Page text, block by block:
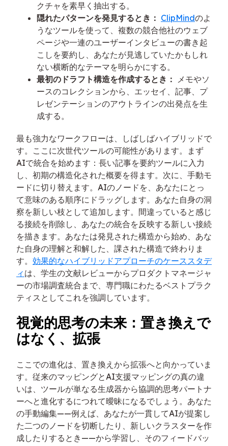
クチャを素早く抽出する。
隠れたパターンを発見するとき： ClipMindのよ
うなツールを使って、複数の競合他社のウェブ
ページや一連のユーザーインタビューの書き起
こしを要約し、あなたが見逃していたかもしれ
ない横断的なテーマを明らかにする。
最初のドラフト構造を作成するとき： メモやソ
ースのコレクションから、エッセイ、記事、プ
レゼンテーションのアウトラインの出発点を生
成する。
最も強力なワークフローは、しばしばハイブリッドで
す。ここに次世代ツールの可能性があります。まず
AIで統合を始めます：長い記事を要約ツールに入力
し、初期の構造化された概要を得ます。次に、手動モ
ードに切り替えます。AIのノードを、あなたにとっ
て意味のある順序にドラッグします。あなた自身の洞
察を新しい枝として追加します。間違っていると感じ
る接続を削除し、あなたの統合を反映する新しい接続
を描きます。あなたは発見された構造から始め、あな
た自身の理解と和解した、課された構造で終わりま
す。 効果的なハイブリッドアプローチのケーススタデ
ィ は、学生の文献レビューからプロダクトマネージャ
ーの市場調査統合まで、専門職にわたるベストプラク
ティスとしてこれを強調しています。
視覚的思考の未来：置き換えで
はなく、拡張
ここでの進化は、置き換えから拡張へと向かっていま
す。従来のマッピングとAI支援マッピングの真の違
いは、ツールが単なる生成器から協調的思考パートナ
ーへと進化するにつれて曖昧になるでしょう。あなた
の手動編集——例えば、あなたが一貫してAIが提案し
た二つのノードを切断したり、新しいクラスターを作
成したりするとき——から学習し、そのフィードバッ